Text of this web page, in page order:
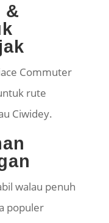
&
Commuter
rute
Ciwidey.
walau penuh
populer